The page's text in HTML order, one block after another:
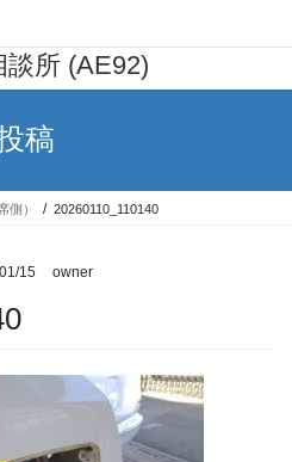
所 (AE92)
稿
側） 20260110_110140
15 owner